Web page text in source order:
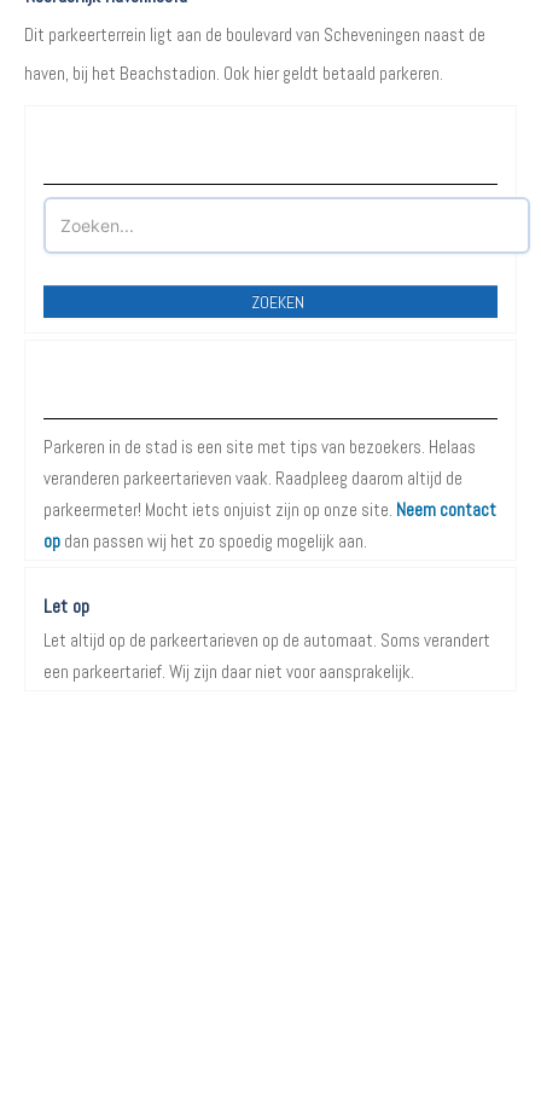
Dit parkeerterrein ligt aan de boulevard van Scheveningen naast de
haven, bij het Beachstadion. Ook hier geldt betaald parkeren.
ZOEKEN
Parkeren in de stad is een site met tips van bezoekers. Helaas
veranderen parkeertarieven vaak. Raadpleeg daarom altijd de
parkeermeter! Mocht iets onjuist zijn op onze site. Neem contact
op dan passen wij het zo spoedig mogelijk aan.
Let op
Let altijd op de parkeertarieven op de automaat. Soms verandert
een parkeertarief. Wij zijn daar niet voor aansprakelijk.